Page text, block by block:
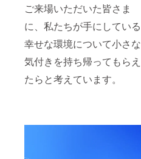
ご来場いただいた皆さま
に、私たちが手にしている
幸せな環境について小さな
気付きを持ち帰ってもらえ
たらと考えています。